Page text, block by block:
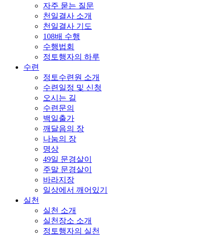
자주 묻는 질문
천일결사 소개
천일결사 기도
108배 수행
수행법회
정토행자의 하루
수련
정토수련원 소개
수련일정 및 신청
오시는 길
수련문의
백일출가
깨달음의 장
나눔의 장
명상
49일 문경살이
주말 문경살이
바라지장
일상에서 깨어있기
실천
실천 소개
실천장소 소개
정토행자의 실천